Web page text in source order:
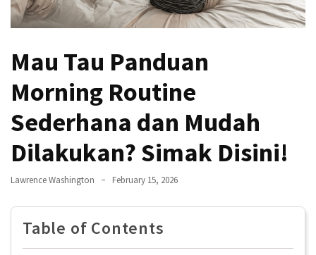
Anak
Kos
Nggak
Lama
HP?
Saatnya
Tips
Kurangi
Mau Tau Panduan
Morning Routine
Sederhana dan Mudah
Dilakukan? Simak Disini!
Lawrence Washington February 15, 2026
Table of Contents